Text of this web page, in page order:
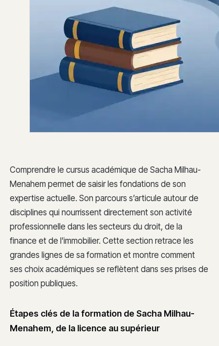
Comprendre le cursus académique de Sacha Milhau-
Menahem permet de saisir les fondations de son
expertise actuelle. Son parcours s’articule autour de
disciplines qui nourrissent directement son activité
professionnelle dans les secteurs du droit, de la
finance et de l’immobilier. Cette section retrace les
grandes lignes de sa formation et montre comment
ses choix académiques se reflètent dans ses prises de
position publiques.
Étapes clés de la formation de Sacha Milhau-
Menahem, de la licence au supérieur